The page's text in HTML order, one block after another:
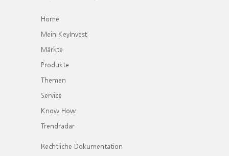
Home
Mein KeyInvest
Märkte
Produkte
Themen
Service
Know How
Trendradar
Rechtliche Dokumentation